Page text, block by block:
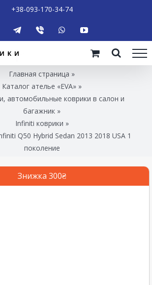
+38-093-170-34-74
Главная страница »
Каталог ателье «EVA» »
автомобильные коврики в салон и
багажник »
Infiniti коврики »
Q50 Hybrid Sedan 2013 2018 USA 1
поколение
Знижка 300₴